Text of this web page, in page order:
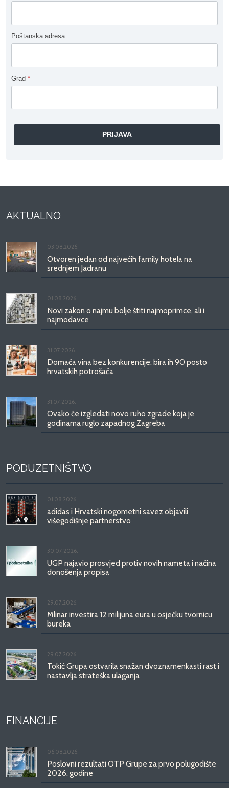
Poštanska adresa
Grad *
AKTUALNO
03.08.2026.
Otvoren jedan od najvećih family hotela na
srednjem Jadranu
01.08.2026.
Novi zakon o najmu bolje štiti najmoprimce, ali i
najmodavce
31.07.2026.
Domaća vina bez konkurencije: bira ih 90 posto
hrvatskih potrošača
31.07.2026.
Ovako će izgledati novo ruho zgrade koja je
godinama ruglo zapadnog Zagreba
PODUZETNIŠTVO
01.08.2026.
adidas i Hrvatski nogometni savez objavili
višegodišnje partnerstvo
30.07.2026.
UGP najavio prosvjed protiv novih nameta i načina
donošenja propisa
29.07.2026.
Mlinar investira 12 milijuna eura u osječku tvornicu
bureka
29.07.2026.
Tokić Grupa ostvarila snažan dvoznamenkasti rast i
nastavlja strateška ulaganja
FINANCIJE
06.08.2026.
Poslovni rezultati OTP Grupe za prvo polugodište
2026. godine